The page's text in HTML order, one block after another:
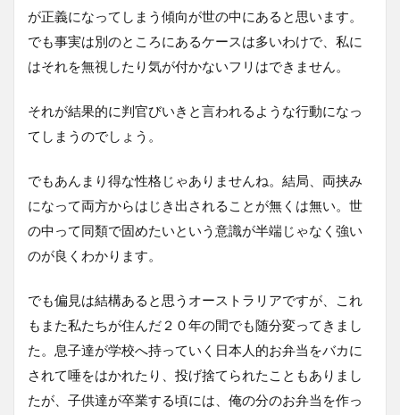
が正義になってしまう傾向が世の中にあると思います。
でも事実は別のところにあるケースは多いわけで、私に
はそれを無視したり気が付かないフリはできません。
それが結果的に判官びいきと言われるような行動になっ
てしまうのでしょう。
でもあんまり得な性格じゃありませんね。結局、両挟み
になって両方からはじき出されることが無くは無い。世
の中って同類で固めたいという意識が半端じゃなく強い
のが良くわかります。
でも偏見は結構あると思うオーストラリアですが、これ
もまた私たちが住んだ２０年の間でも随分変ってきまし
た。息子達が学校へ持っていく日本人的お弁当をバカに
されて唾をはかれたり、投げ捨てられたこともありまし
たが、子供達が卒業する頃には、俺の分のお弁当を作っ